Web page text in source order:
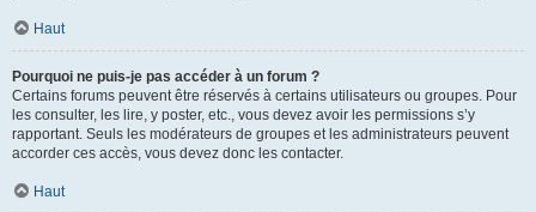
Haut
Pourquoi ne puis-je pas accéder à un forum ?
Certains forums peuvent être réservés à certains utilisateurs ou groupes. Pour
les consulter, les lire, y poster, etc., vous devez avoir les permissions s’y
rapportant. Seuls les modérateurs de groupes et les administrateurs peuvent
accorder ces accès, vous devez donc les contacter.
Haut